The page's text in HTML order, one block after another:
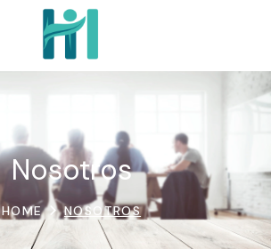
Nosotros
HOME NOSOTROS